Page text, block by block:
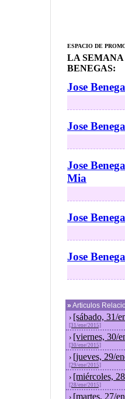
ESPACIO DE
LA
BENEGAS:
Jose
Jose
Jose
Mia
Jose
Jose
» Articulos
› [sábado, 31/
[31/ene/2015]
› [viernes, 30/
[30/ene/2015]
› [jueves, 29/
[29/ene/2015]
› [miércoles,
[28/ene/2015]
› [martes, 27/